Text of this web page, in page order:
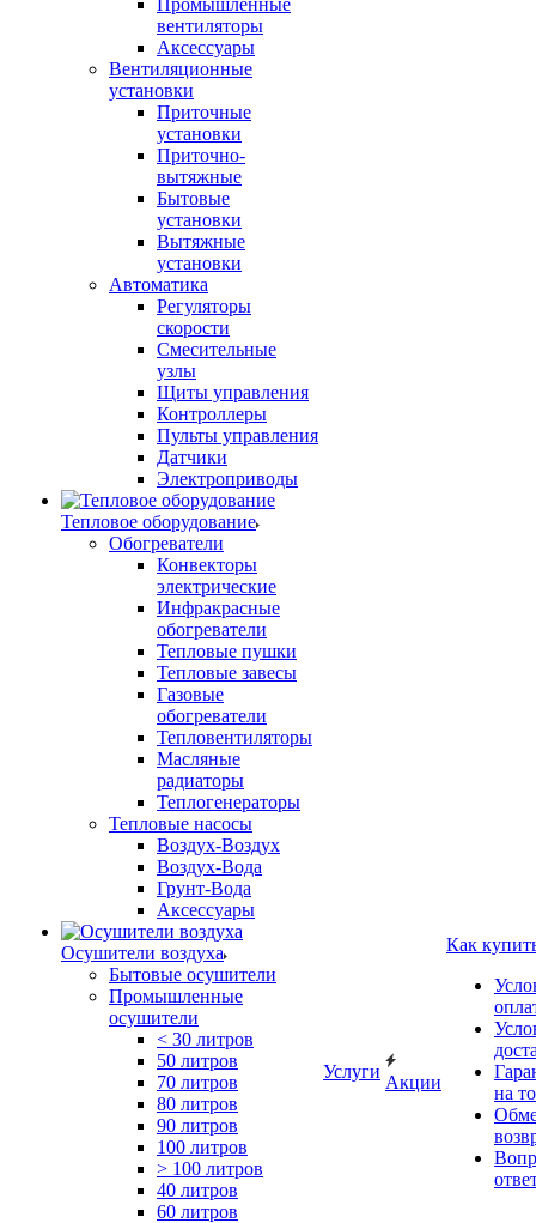
Промышленные
вентиляторы
Аксессуары
Вентиляционные
установки
Приточные
установки
Приточно-
вытяжные
Бытовые
установки
Вытяжные
установки
Автоматика
Регуляторы
скорости
Смесительные
узлы
Щиты управления
Контроллеры
Пульты управления
Датчики
Электроприводы
Тепловое оборудование
Обогреватели
Конвекторы
электрические
Инфракрасные
обогреватели
Тепловые пушки
Тепловые завесы
Газовые
обогреватели
Тепловентиляторы
Масляные
радиаторы
Теплогенераторы
Тепловые насосы
Воздух-Воздух
Воздух-Вода
Грунт-Вода
Аксессуары
Осушители воздуха
Бытовые осушители
Промышленные
осушители
< 30 литров
50 литров
70 литров
80 литров
90 литров
100 литров
> 100 литров
40 литров
60 литров
Услуги
Акции
Как
на